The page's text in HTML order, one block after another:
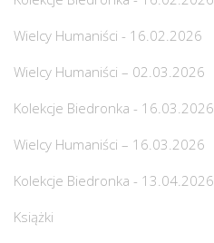
Wielcy Humaniści - 16.02.2026
Wielcy Humaniści – 02.03.2026
Kolekcje Biedronka - 16.03.2026
Wielcy Humaniści – 16.03.2026
Kolekcje Biedronka - 13.04.2026
Książki